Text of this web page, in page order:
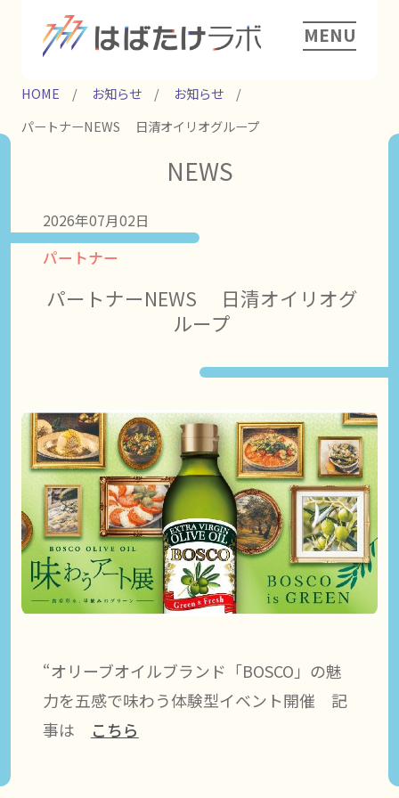
MENU
HOME お知らせ
お知らせ
パートナーNEWS 日清オイリオグループ
NEWS
2026年07月02日
パートナーNEWS 日清オイリオグ
ループ
パートナー
“オリーブオイルブランド「BOSCO」の魅
力を五感で味わう体験型イベント開催 記
事は
こちら